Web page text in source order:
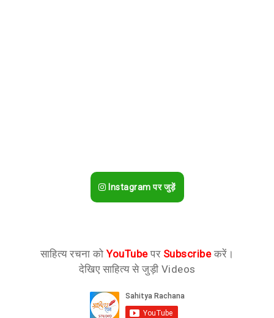
Instagram पर जुड़ें
साहित्य रचना कोYouTubeपर Subscribeकरें।
देखिए साहित्य से जुड़ी Videos